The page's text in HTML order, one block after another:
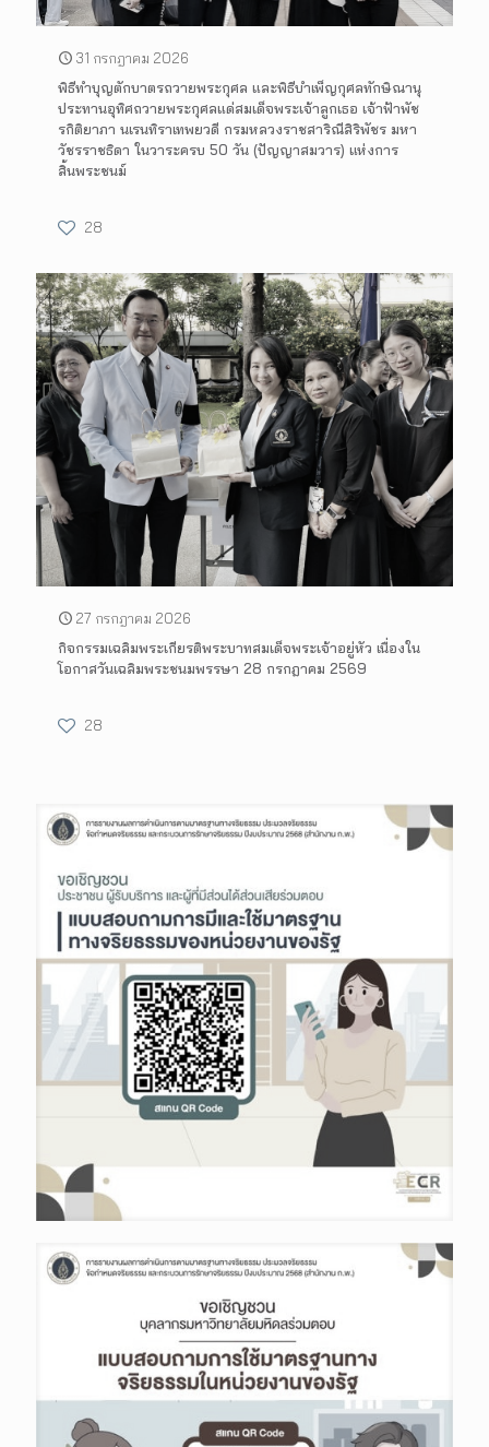
31 กรกฎาคม 2026
พิธีทำบุญตักบาตรถวายพระกุศล และพิธีบำเพ็ญกุศลทักษิณานุ
ประทานอุทิศถวายพระกุศลแด่สมเด็จพระเจ้าลูกเธอ เจ้าฟ้าพัช
รกิติยาภา นเรนทิราเทพยวดี กรมหลวงราชสาริณีสิริพัชร มหา
วัชรราชธิดา ในวาระครบ 50 วัน (ปัญญาสมวาร) แห่งการ
สิ้นพระชนม์
28
27 กรกฎาคม 2026
กิจกรรมเฉลิมพระเกียรติพระบาทสมเด็จพระเจ้าอยู่หัว เนื่องใน
โอกาสวันเฉลิมพระชนมพรรษา 28 กรกฎาคม 2569
28